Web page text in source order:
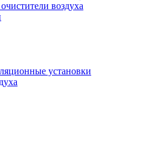
воздуха
установки